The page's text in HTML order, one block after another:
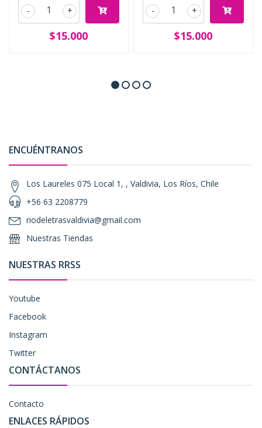
+
-
$15.000
+
-
$15.000
ENCUÉNTRANOS
Los Laureles 075 Local 1, , Valdivia, Los Ríos, Chile
+56 63 2208779
riodeletrasvaldivia@gmail.com
Nuestras Tiendas
NUESTRAS RRSS
Youtube
Facebook
Instagram
Twitter
CONTÁCTANOS
Contacto
ENLACES RÁPIDOS